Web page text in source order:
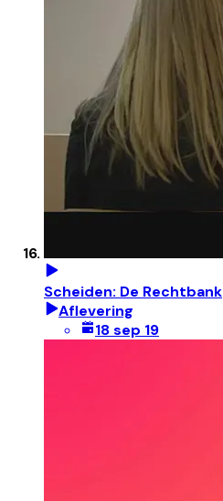
Scheiden: De Rechtbank
Aflevering
18 sep 19